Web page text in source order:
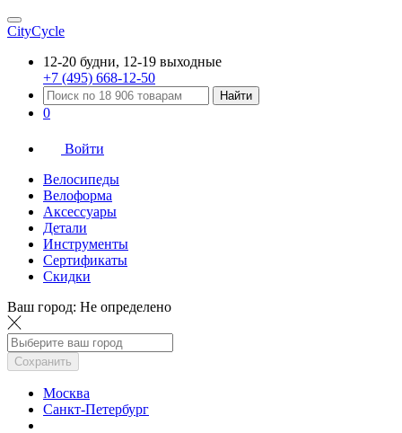
CityCycle
12-20 будни, 12-19 выходные
+7 (495) 668-12-50
Найти
0
Войти
Велосипеды
Велоформа
Аксессуары
Детали
Инструменты
Сертификаты
Скидки
Ваш город: Не определено
Сохранить
Москва
Санкт-Петербург